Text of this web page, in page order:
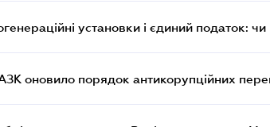
установки і єдиний податок:
оновило порядок антикорупційних